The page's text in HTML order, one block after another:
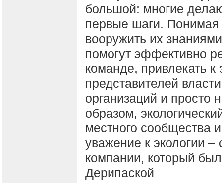
большой: многие
первые шаги. Понимая
вооружить их
помогут эффективно
команде, привлекать к
представителей
организаций и просто
образом,
местного сообщества
уважение к экологии
компании, который
Дерипаской